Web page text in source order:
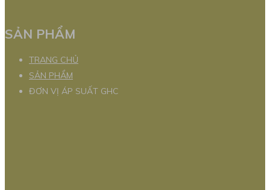
SẢN PHẨM
TRANG CHỦ
SẢN PHẨM
ĐƠN VỊ ÁP SUẤT GHC